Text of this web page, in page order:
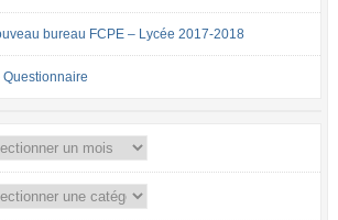
bureau FCPE – Lycée 2017-2018